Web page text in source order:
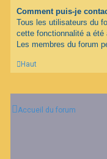
Comment puis-je
Tous les utilisateurs du
cette fonctionnalité a été
Les membres du forum
Haut
Accueil du forum